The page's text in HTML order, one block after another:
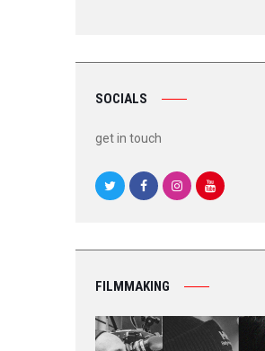
SOCIALS
get in touch
FILMMAKING